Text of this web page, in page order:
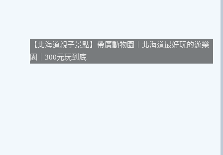
【北海道親子景點】帶廣動物園｜北海道最好玩的遊樂
園｜300元玩到底